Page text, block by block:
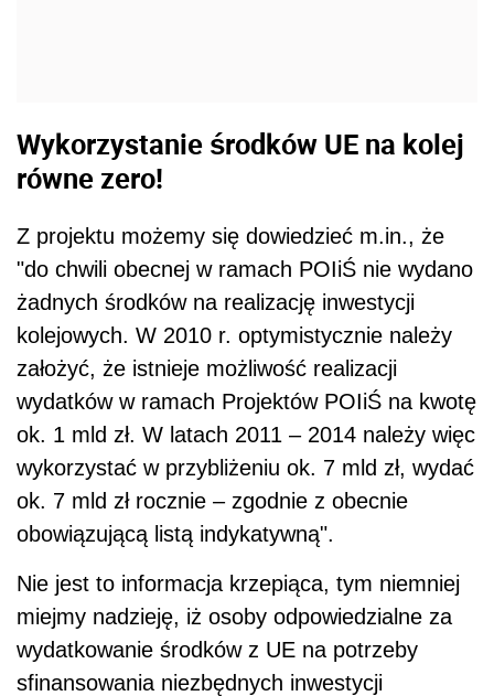
Wykorzystanie środków UE na kolej
równe zero!
Z projektu możemy się dowiedzieć m.in., że
"do chwili obecnej w ramach POIiŚ nie wydano
żadnych środków na realizację inwestycji
kolejowych. W 2010 r. optymistycznie należy
założyć, że istnieje możliwość realizacji
wydatków w ramach Projektów POIiŚ na kwotę
ok. 1 mld zł. W latach 2011 – 2014 należy więc
wykorzystać w przybliżeniu ok. 7 mld zł, wydać
ok. 7 mld zł rocznie – zgodnie z obecnie
obowiązującą listą indykatywną".
Nie jest to informacja krzepiąca, tym niemniej
miejmy nadzieję, iż osoby odpowiedzialne za
wydatkowanie środków z UE na potrzeby
sfinansowania niezbędnych inwestycji